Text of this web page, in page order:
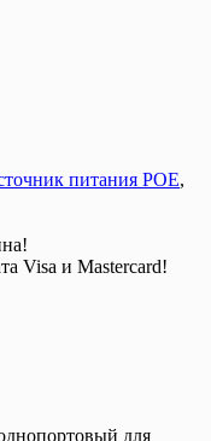
питания POE,
Visa и Mastercard!
для